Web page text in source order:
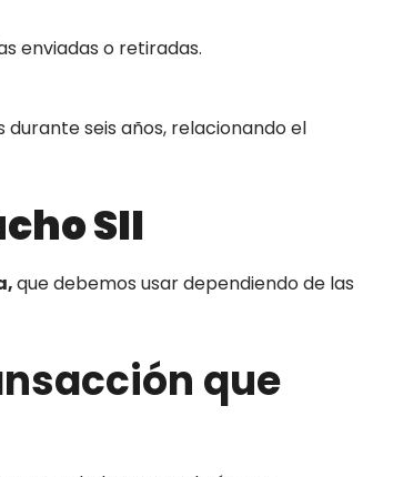
enviadas o retiradas.
seis años, relacionando el
SII
que debemos usar dependiendo de las
que